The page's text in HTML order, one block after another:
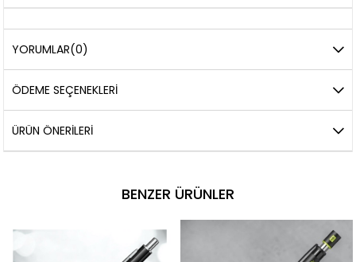
YORUMLAR(0)
ÖDEME SEÇENEKLERI
ÜRÜN ÖNERILERI
BENZER ÜRÜNLER